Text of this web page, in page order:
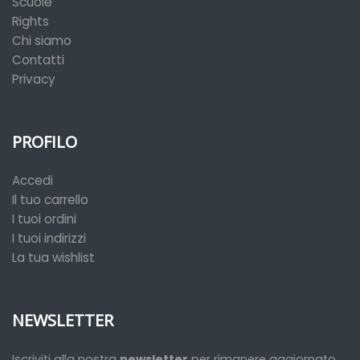
Rights
Chi siamo
Contatti
Privacy
PROFILO
Accedi
Il tuo carrello
I tuoi ordini
I tuoi indirizzi
La tua wishlist
NEWSLETTER